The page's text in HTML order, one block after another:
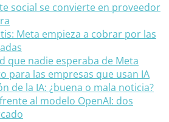
social se convierte en proveedor
Meta empieza a cobrar por las
que nadie esperaba de Meta
para las empresas que usan IA
de la IA: ¿buena o mala noticia?
al modelo OpenAI: dos